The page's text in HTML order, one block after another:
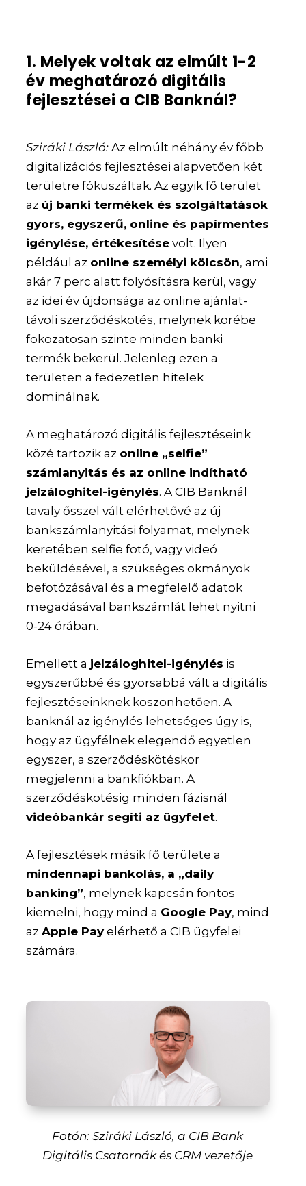
1. Melyek voltak az elmúlt 1-2
év meghatározó digitális
fejlesztései a CIB Banknál?
Sziráki László: Az elmúlt néhány év főbb
digitalizációs fejlesztései alapvetően két
területre fókuszáltak. Az egyik fő terület
az új banki termékek és szolgáltatások
gyors, egyszerű, online és papírmentes
igénylése, értékesítése volt. Ilyen
például az online személyi kölcsön, ami
akár 7 perc alatt folyósításra kerül, vagy
az idei év újdonsága az online ajánlat-
távoli szerződéskötés, melynek körébe
fokozatosan szinte minden banki
termék bekerül. Jelenleg ezen a
területen a fedezetlen hitelek
dominálnak.
A meghatározó digitális fejlesztéseink
közé tartozik az online „selfie”
számlanyitás és az online indítható
jelzáloghitel-igénylés. A CIB Banknál
tavaly ősszel vált elérhetővé az új
bankszámlanyitási folyamat, melynek
keretében selfie fotó, vagy videó
beküldésével, a szükséges okmányok
befotózásával és a megfelelő adatok
megadásával bankszámlát lehet nyitni
0-24 órában.
Emellett a jelzáloghitel-igénylés is
egyszerűbbé és gyorsabbá vált a digitális
fejlesztéseinknek köszönhetően. A
banknál az igénylés lehetséges úgy is,
hogy az ügyfélnek elegendő egyetlen
egyszer, a szerződéskötéskor
megjelenni a bankfiókban. A
szerződéskötésig minden fázisnál
videóbankár segíti az ügyfelet.
A fejlesztések másik fő területe a
mindennapi bankolás, a „daily
banking”, melynek kapcsán fontos
kiemelni, hogy mind a Google Pay, mind
azApple Payelérhető a CIB ügyfelei
számára.
Fotón: Sziráki László, a CIB Bank
Digitális Csatornák és CRM vezetője